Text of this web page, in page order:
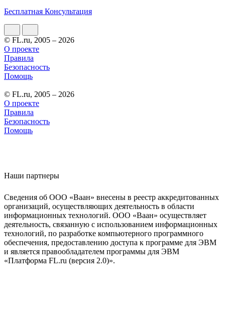
Бесплатная Консультация
© FL.ru, 2005 – 2026
О проекте
Правила
Безопасность
Помощь
© FL.ru, 2005 – 2026
О проекте
Правила
Безопасность
Помощь
Наши партнеры
Сведения об ООО «Ваан» внесены в реестр аккредитованных
организаций, осуществляющих деятельность в области
информационных технологий. ООО «Ваан» осуществляет
деятельность, связанную с использованием информационных
технологий, по разработке компьютерного программного
обеспечения, предоставлению доступа к программе для ЭВМ
и является правообладателем программы для ЭВМ
«Платформа FL.ru (версия 2.0)».